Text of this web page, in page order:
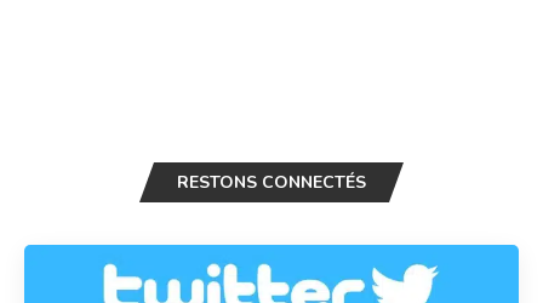
RESTONS CONNECTÉS